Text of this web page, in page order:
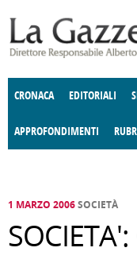
CRONACA EDITORIALI
APPROFONDIMENTI
E SPETTACOLI POLITICA
DELLE IDEE FATTI DELLO
1 MARZO 2006SOCIETÀ